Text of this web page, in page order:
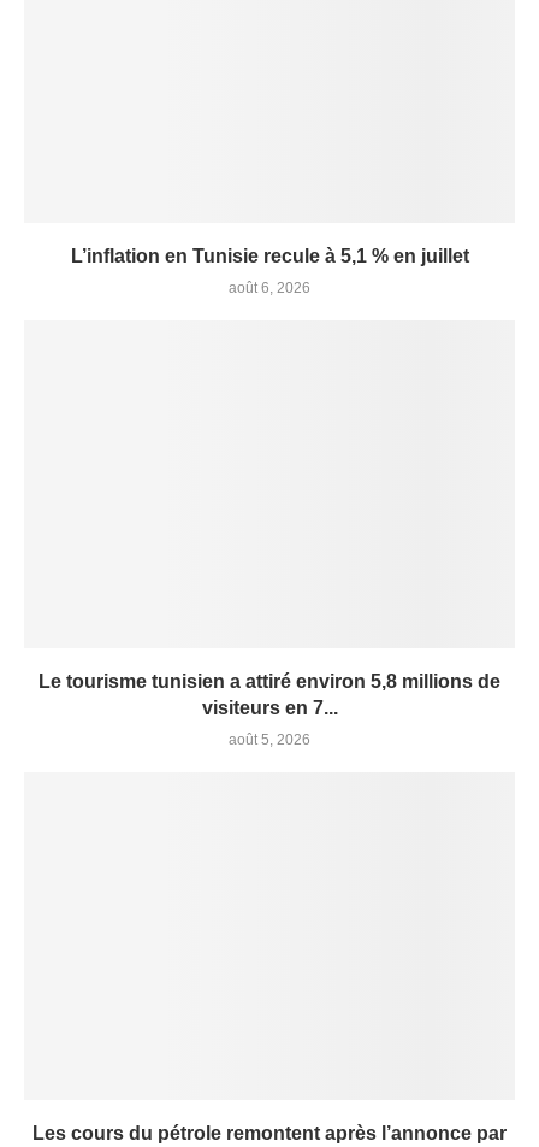
L’inflation en Tunisie recule à 5,1 % en juillet
août 6, 2026
Le tourisme tunisien a attiré environ 5,8 millions de
visiteurs en 7...
août 5, 2026
Les cours du pétrole remontent après l’annonce par